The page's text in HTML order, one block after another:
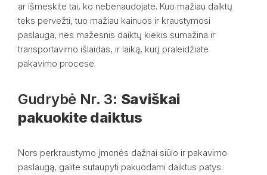
ar išmeskite tai, ko nebenaudojate. Kuo mažiau daiktų
teks pervežti, tuo mažiau kainuos ir kraustymosi
paslauga, nes mažesnis daiktų kiekis sumažina ir
transportavimo išlaidas, ir laiką, kurį praleidžiate
pakavimo procese.
Gudrybė Nr. 3: Saviškai
pakuokite daiktus
Nors perkraustymo įmonės dažnai siūlo ir pakavimo
paslaugą, galite sutaupyti pakuodami daiktus patys.